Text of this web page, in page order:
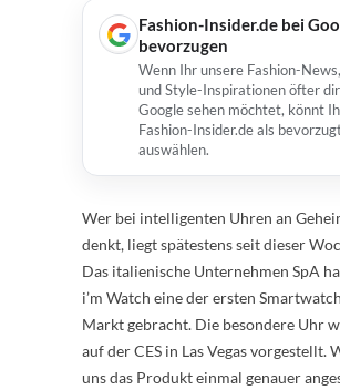
Fashion-Insider.de bei
bevorzugen
Wenn Ihr unsere Fashion-
und Style-Inspirationen öfter
Google sehen möchtet, könnt
Fashion-Insider.de als
auswählen.
Wer bei intelligenten Uhren an
denkt, liegt spätestens seit dieser
Das italienische Unternehmen SpA
i’m Watch eine der ersten
Markt gebracht. Die besondere Uhr
auf der CES in Las Vegas vorgestellt.
uns das Produkt einmal genauer